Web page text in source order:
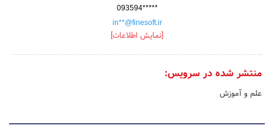
093594*****
in**@finesoft.ir
[نمایش اطلاعات]
منتشر شده در سرویس:
علم و آموزش